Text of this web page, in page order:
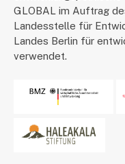
GLOBAL im Auftrag
Landesstelle für
Landes Berlin für
verwendet.